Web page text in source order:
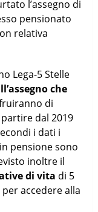
l’assegno di
pensionato
relativa
Lega-5 Stelle
che
di
dal 2019
i dati i
pensione sono
inoltre il
di vita di 5
accedere alla